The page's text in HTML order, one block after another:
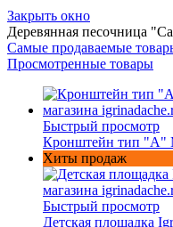
Закрыть окно
Деревянная песочница
Самые продаваемые
Просмотренные товары
Быстрый просмотр
Кронштейн тип "A"
Хиты продаж
Быстрый просмотр
Детская площадка